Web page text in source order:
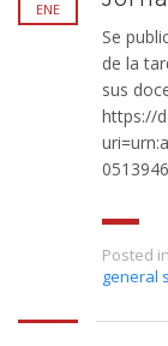
ENE
Se
de la
sus
https://
Posted
general